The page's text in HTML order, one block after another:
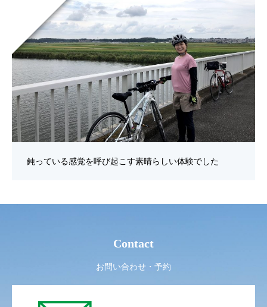
鈍っている感覚を呼び起こす素晴らしい体験でした
Contact
お問い合わせ・予約